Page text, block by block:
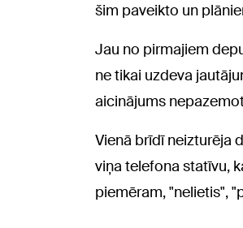
šim paveikto un
Jau no pirmajiem
ne tikai uzdeva
aicinājums
Vienā brīdī neizturēja
viņa telefona statīvu,
piemēram, "nelietis",